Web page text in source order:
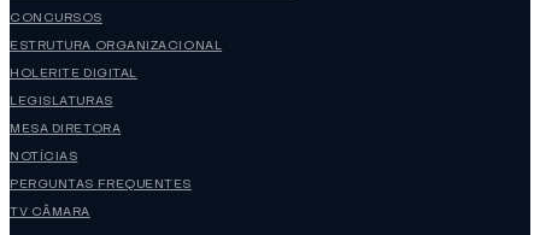
CONCURSOS
ESTRUTURA ORGANIZACIONAL
HOLERITE DIGITAL
LEGISLATURAS
MESA DIRETORA
NOTÍCIAS
PERGUNTAS FREQUENTES
TV CÂMARA